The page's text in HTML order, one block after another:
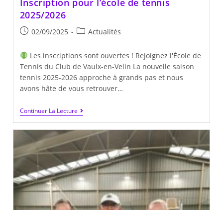
2025/2026
Publication
02/09/2025
PostActualités
Les inscriptions sont ouvertes ! Rejoignez l'École de
Tennis du Club de Vaulx-en-Velin La nouvelle saison
tennis 2025-2026 approche à grands pas et nous
avons hâte de vous retrouver…
Continuer La LectureInscription
Pour
Tennis
2025/2026